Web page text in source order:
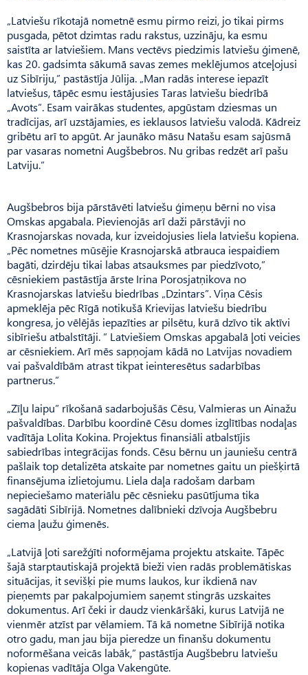
„Latviešu rīkotajā nometnē esmu pirmo reizi, jo tikai pirms
pusgada, pētot dzimtas radu rakstus, uzzināju, ka esmu
saistīta ar latviešiem. Mans vectēvs piedzimis latviešu ģimenē,
kas 20. gadsimta sākumā savas zemes meklējumos atceļojusi
uz Sibīriju,” pastāstīja Jūlija. „Man radās interese iepazīt
latviešus, tāpēc esmu iestājusies Taras latviešu biedrībā
„Avots”. Esam vairākas studentes, apgūstam dziesmas un
tradīcijas, arī uzstājamies, es ieklausos latviešu valodā. Kādreiz
gribētu arī to apgūt. Ar jaunāko māsu Natašu esam sajūsmā
par vasaras nometni Augšbebros. Nu gribas redzēt arī pašu
Latviju.”
Augšbebros bija pārstāvēti latviešu ģimeņu bērni no visa
Omskas apgabala. Pievienojās arī daži pārstāvji no
Krasnojarskas novada, kur izveidojusies liela latviešu kopiena.
„Pēc nometnes mūsējie Krasnojarskā atbrauca iespaidiem
bagāti, dzirdēju tikai labas atsauksmes par piedzīvoto,”
cēsniekiem pastāstīja ārste Irina Porosjatņikova no
Krasnojarskas latviešu biedrības „Dzintars”. Viņa Cēsis
apmeklēja pēc Rīgā notikušā Krievijas latviešu biedrību
kongresa, jo vēlējās iepazīties ar pilsētu, kurā dzīvo tik aktīvi
sibīriešu atbalstītāji. ” Latviešiem Omskas apgabalā ļoti veicies
ar cēsniekiem. Arī mēs sapņojam kādā no Latvijas novadiem
vai pašvaldībām atrast tikpat ieinteresētus sadarbības
partnerus.”
„Zīļu laipu” rīkošanā sadarbojušās Cēsu, Valmieras un Ainažu
pašvaldības. Darbību koordinē Cēsu domes izglītības nodaļas
vadītāja Lolita Kokina. Projektus finansiāli atbalstījis
sabiedrības integrācijas fonds. Cēsu bērnu un jauniešu centrā
pašlaik top detalizēta atskaite par nometnes gaitu un piešķirtā
finansējuma izlietojumu. Liela daļa radošam darbam
nepieciešamo materiālu pēc cēsnieku pasūtījuma tika
sagādāti Sibīrijā. Nometnes dalībnieki dzīvoja Augšbebru
ciema ļaužu ģimenēs.
„Latvijā ļoti sarežģīti noformējama projektu atskaite. Tāpēc
šajā starptautiskajā projektā bieži vien radās problemātiskas
situācijas, it sevišķi pie mums laukos, kur ikdienā nav
pieņemts par pakalpojumiem saņemt stingrās uzskaites
dokumentus. Arī čeki ir daudz vienkāršāki, kurus Latvijā ne
vienmēr atzīst par vēlamiem. Tā kā nometne Sibīrijā notika
otro gadu, man jau bija pieredze un finanšu dokumentu
noformēšana veicās labāk,” pastāstīja Augšbebru latviešu
kopienas vadītāja Olga Vakengūte.